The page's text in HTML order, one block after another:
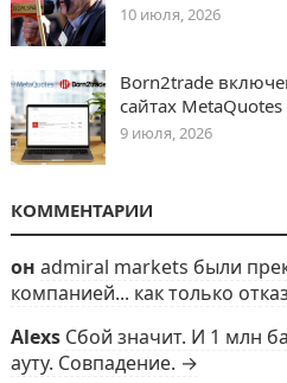
10 июля, 2026
Born2trade
сайтах MetaQuotes
9 июля, 2026
КОММЕНТАРИИ
он admiral markets были
компанией... как только
Alexs Сбой значит. И 1 млн
ауту. Совпадение. →